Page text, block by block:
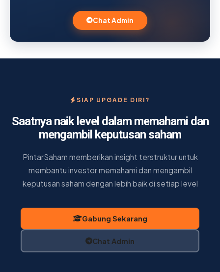
Chat Admin
SIAP UPGADE DIRI?
Saatnya naik level dalam memahami dan
mengambil keputusan saham
PintarSaham memberikan insight terstruktur untuk
membantu investor memahami dan mengambil
keputusan saham dengan lebih baik di setiap level
Gabung Sekarang
Chat Admin